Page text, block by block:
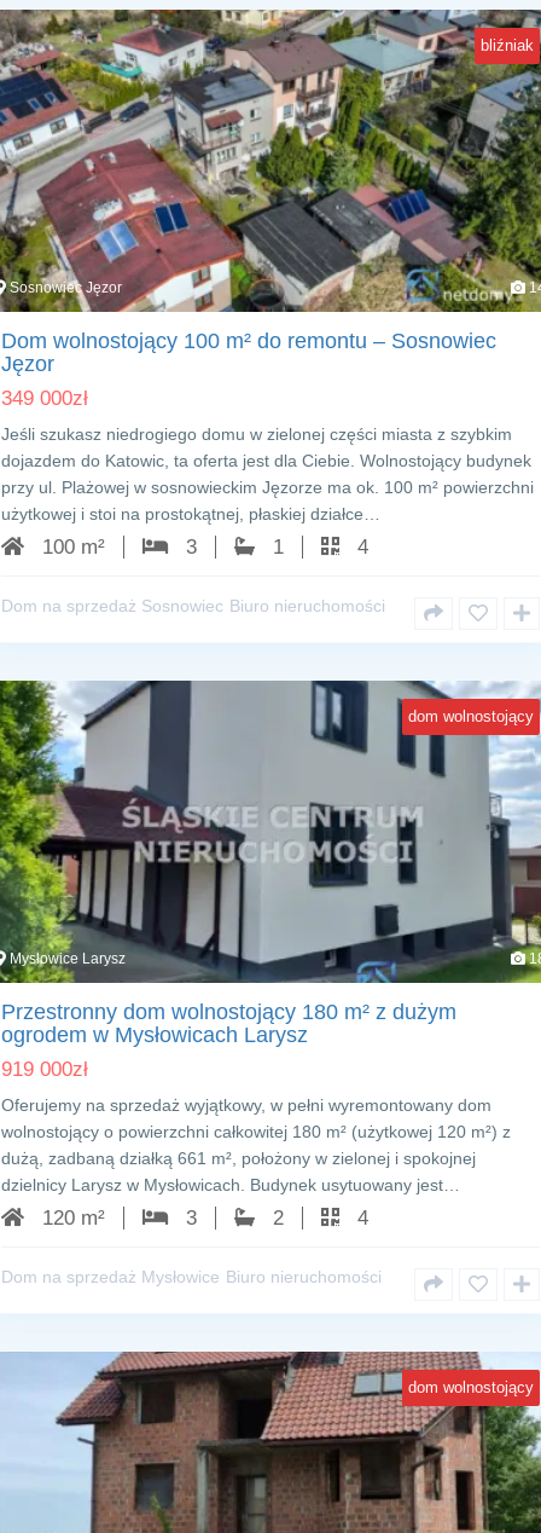
bliźniak
Sosnowiec Jęzor
Dom wolnostojący 100 m² do remontu – Sosnowiec
Jęzor
349 000zł
Jeśli szukasz niedrogiego domu w zielonej części miasta z szybkim
dojazdem do Katowic, ta oferta jest dla Ciebie. Wolnostojący budynek
przy ul. Plażowej w sosnowieckim Jęzorze ma ok. 100 m² powierzchni
użytkowej i stoi na prostokątnej, płaskiej działce…
100 m² 3 1 4
Dom na sprzedaż Sosnowiec Biuro nieruchomości
dom wolnostojący
Mysłowice Larysz
Przestronny dom wolnostojący 180 m² z dużym
ogrodem w Mysłowicach Larysz
919 000zł
Oferujemy na sprzedaż wyjątkowy, w pełni wyremontowany dom
wolnostojący o powierzchni całkowitej 180 m² (użytkowej 120 m²) z
dużą, zadbaną działką 661 m², położony w zielonej i spokojnej
dzielnicy Larysz w Mysłowicach. Budynek usytuowany jest…
120 m² 3 2 4
Dom na sprzedaż Mysłowice Biuro nieruchomości
dom wolnostojący